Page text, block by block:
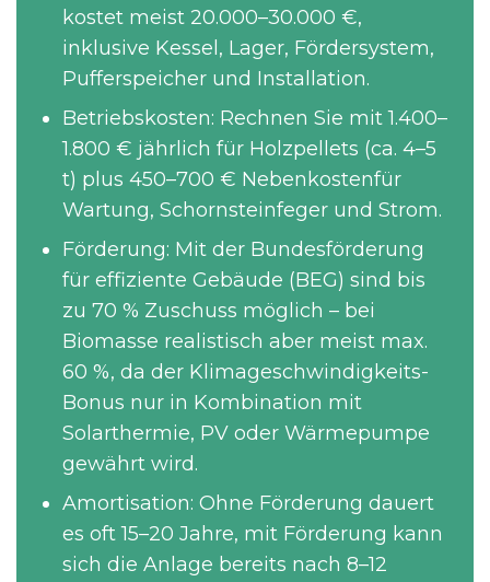
kostet meist 20.000–30.000 €,
inklusive Kessel, Lager, Fördersystem,
Pufferspeicher und Installation.
Betriebskosten: Rechnen Sie mit 1.400–
1.800 € jährlich für Holzpellets (ca. 4–5
t) plus 450–700 € Nebenkostenfür
Wartung, Schornsteinfeger und Strom.
Förderung: Mit der Bundesförderung
für effiziente Gebäude (BEG) sind bis
zu 70 % Zuschuss möglich – bei
Biomasse realistisch aber meist max.
60 %, da der Klimageschwindigkeits-
Bonus nur in Kombination mit
Solarthermie, PV oder Wärmepumpe
gewährt wird.
Amortisation: Ohne Förderung dauert
es oft 15–20 Jahre, mit Förderung kann
sich die Anlage bereits nach 8–12